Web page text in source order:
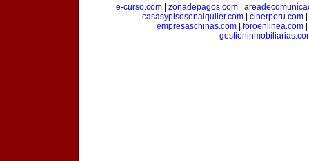
e-curso.com| zonadepagos.com|
casasypisosenalquiler.com ciberperu.com
empresaschinas.com| foroenlinea.com|